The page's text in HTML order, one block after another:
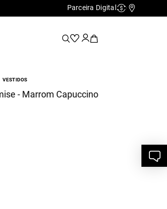
Parceira Digital Cashback
VESTIDOS
- Marrom Capuccino